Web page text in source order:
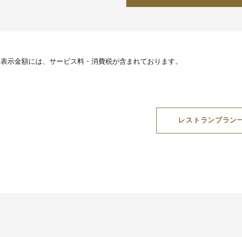
表示金額には、サービス料・消費税が含まれております。
レストランプラン